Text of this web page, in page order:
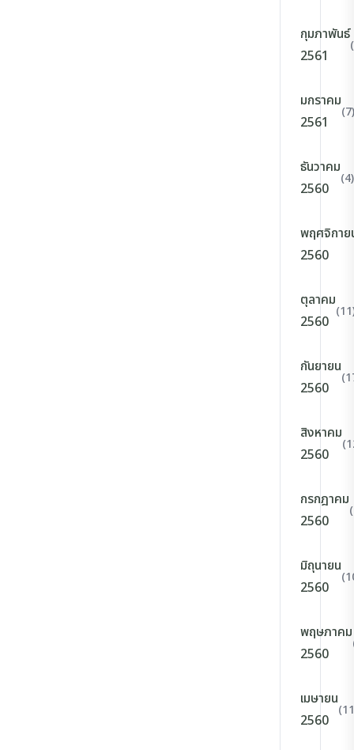
กุมภาพันธ์
2561
มกราคม
2561
(7)
ธันวาคม
2560
(4)
พฤศจิกาย
2560
ตุลาคม
2560
กันยายน
2560
สิงหาคม
2560
กรกฎาคม
2560
มิถุนายน
2560
พฤษภาคม
2560
เมษายน
2560